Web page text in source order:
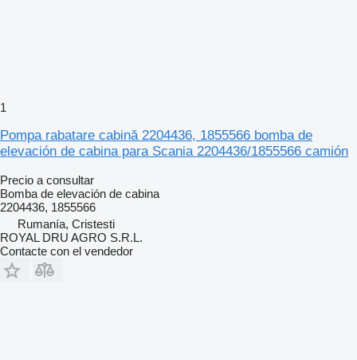
1
Pompa rabatare cabină 2204436, 1855566 bomba de
elevación de cabina para Scania 2204436/1855566 camión
Precio a consultar
Bomba de elevación de cabina
2204436, 1855566
Rumanía, Cristesti
ROYAL DRU AGRO S.R.L.
Contacte con el vendedor